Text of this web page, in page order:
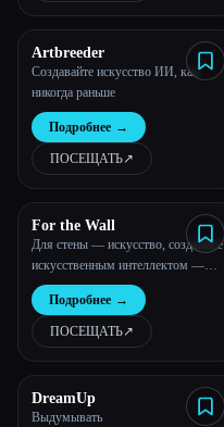
Artbreeder
Создавайте искусство ИИ, как
никогда раньше
Подробнее →
ПОСЕЩАТЬ↗︎
For the Wall
Для стены — искусство, созданное
искусственным интеллектом —
forthewall.art
Подробнее →
ПОСЕЩАТЬ↗︎
DreamUp
Выдумывать